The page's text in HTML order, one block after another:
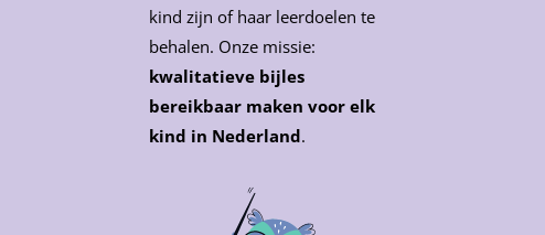
kind zijn of haar leerdoelen te
behalen. Onze missie:
kwalitatieve bijles
bereikbaar maken voor elk
kind in Nederland.